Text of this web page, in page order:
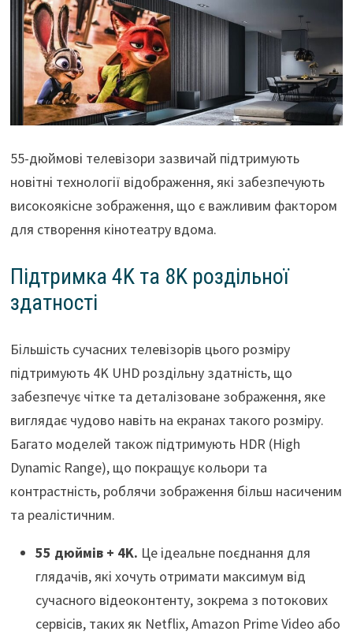
55-дюймові телевізори зазвичай підтримують
новітні технології відображення, які забезпечують
високоякісне зображення, що є важливим фактором
для створення кінотеатру вдома.
Підтримка 4K та 8K роздільної
здатності
Більшість сучасних телевізорів цього розміру
підтримують 4K UHD роздільну здатність, що
забезпечує чітке та деталізоване зображення, яке
виглядає чудово навіть на екранах такого розміру.
Багато моделей також підтримують HDR (High
Dynamic Range), що покращує кольори та
контрастність, роблячи зображення більш насиченим
та реалістичним.
55 дюймів + 4K. Це ідеальне поєднання для
глядачів, які хочуть отримати максимум від
сучасного відеоконтенту, зокрема з потокових
сервісів, таких як Netflix, Amazon Prime Video або